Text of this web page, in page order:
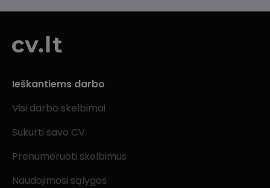
Ieškantiems darbo
Visi darbo skelbimai
Sukurti savo CV
Prenumeruoti skelbimus
Naudojimosi sąlygos